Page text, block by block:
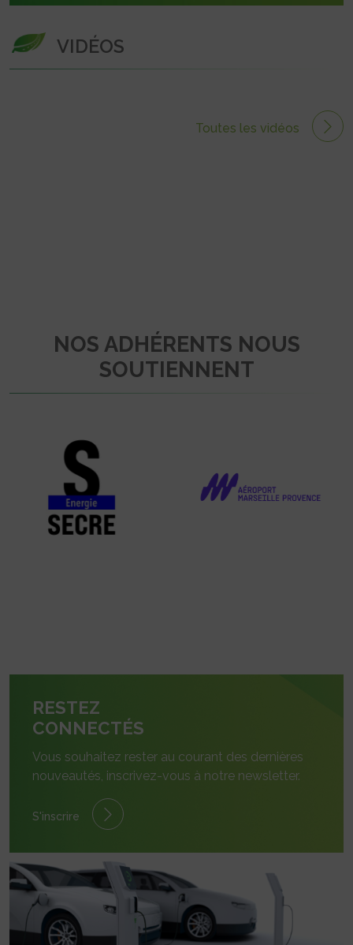
VIDÉOS
Toutes les vidéos
NOS ADHÉRENTS NOUS
SOUTIENNENT
RESTEZ
CONNECTÉS
Vous souhaitez rester au courant des dernières
nouveautés, inscrivez-vous à notre newsletter.
S'inscrire